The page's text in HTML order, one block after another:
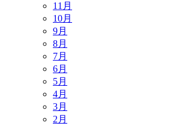
11月
10月
9月
8月
7月
6月
5月
4月
3月
2月